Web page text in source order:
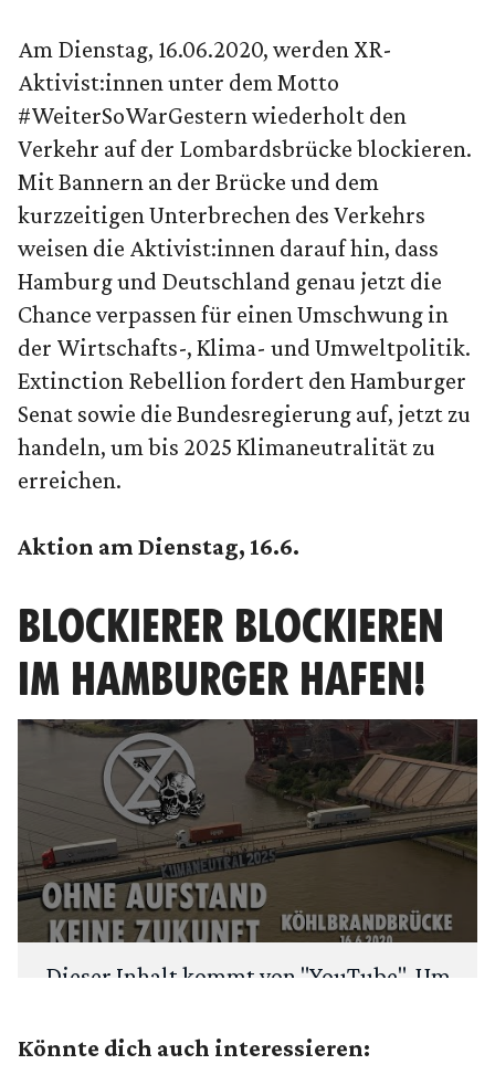
Am Dienstag, 16.06.2020, werden XR-
Aktivist:innen unter dem Motto
#WeiterSoWarGestern wiederholt den
Verkehr auf der Lombardsbrücke blockieren.
Mit Bannern an der Brücke und dem
kurzzeitigen Unterbrechen des Verkehrs
weisen die Aktivist:innen darauf hin, dass
Hamburg und Deutschland genau jetzt die
Chance verpassen für einen Umschwung in
der Wirtschafts-, Klima- und Umweltpolitik.
Extinction Rebellion fordert den Hamburger
Senat sowie die Bundesregierung auf, jetzt zu
handeln, um bis 2025 Klimaneutralität zu
erreichen.
Aktion am Dienstag, 16.6.
BLOCKIERER BLOCKIEREN
IM HAMBURGER HAFEN!
Dieser Inhalt kommt von "YouTube". Um
wir zuerst: Möchtest du den Inhalt laden?
Könnte dich auch interessieren: